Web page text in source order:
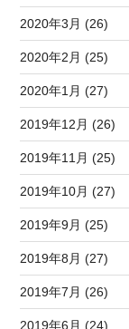
2020年3月 (26)
2020年2月 (25)
2020年1月 (27)
2019年12月 (26)
2019年11月 (25)
2019年10月 (27)
2019年9月 (25)
2019年8月 (27)
2019年7月 (26)
2019年6月 (24)